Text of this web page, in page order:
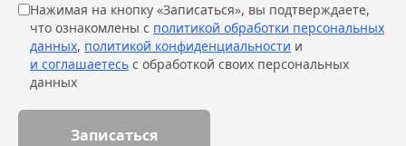
Нажимая на кнопку «Записаться», вы подтверждаете,
что ознакомлены с политикой обработки персональных
данных, политикой конфиденциальности и
и соглашаетесь с обработкой своих персональных
данных
Записаться